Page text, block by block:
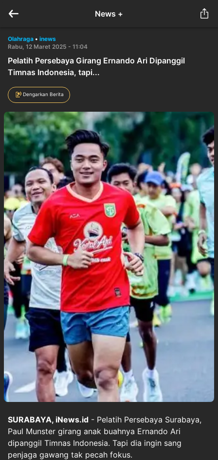
News +
Olahraga • inews
Rabu, 12 Maret 2025 - 11:04
Pelatih Persebaya Girang Ernando Ari Dipanggil
Timnas Indonesia, tapi...
Dengarkan Berita
SURABAYA, iNews.id - Pelatih Persebaya Surabaya,
Paul Munster girang anak buahnya Ernando Ari
dipanggil Timnas Indonesia. Tapi dia ingin sang
penjaga gawang tak pecah fokus.